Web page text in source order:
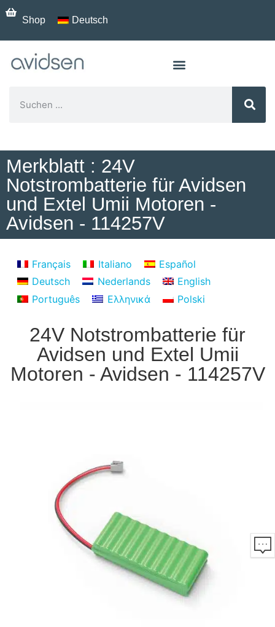
Shop Deutsch
Merkblatt : 24V
Notstrombatterie für Avidsen
und Extel Umii Motoren -
Avidsen - 114257V
Français Italiano
Español
Deutsch
Nederlands
English
Português
Ελληνικά Polski
24V Notstrombatterie für
Avidsen und Extel Umii
Motoren - Avidsen - 114257V